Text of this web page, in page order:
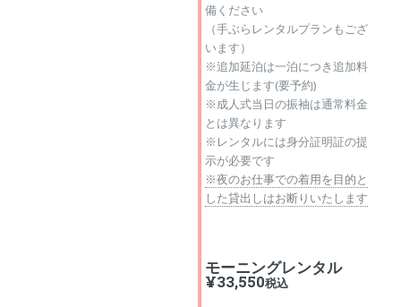
備ください
（手ぶらレンタルプランもござ
います）
※追加延泊は一泊につき追加料
金が生じます(要予約)
※成人式当日の振袖は通常料金
とは異なります
※レンタルには身分証明証の提
示が必要です
※夜のお仕事での着用を目的と
した貸出しはお断りいたします
モーニングレンタル
¥33,550税込